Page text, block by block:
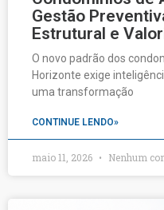
Gestão
Estrutural e
O novo padrão dos
Horizonte exige
uma transformação
CONTINUE LENDO»
maio 11, 2026 Nenhum